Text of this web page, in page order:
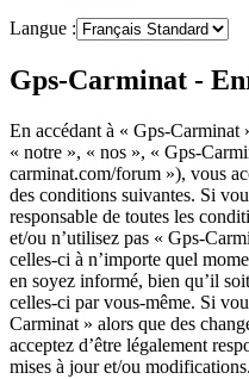
Langue :
Gps-Carminat -
En accédant à « Gps-Carminat
« notre », « nos », « Gps-
carminat.com/forum »), vous
des conditions suivantes. Si
responsable de toutes les
et/ou n’utilisez pas « Gps-
celles-ci à n’importe quel
en soyez informé, bien qu’il
celles-ci par vous-même. Si
Carminat » alors que des
acceptez d’être légalement
mises à jour et/ou modifications.